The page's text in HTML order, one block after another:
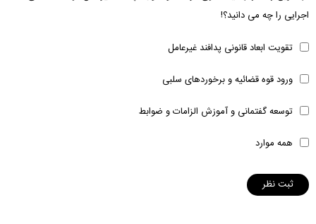
اجرایی را چه می دانید؟!
تقویت ابعاد قانونی پدافند غیرعامل
ورود قوه قضائیه و برخوردهای سلبی
توسعه گفتمانی و آموزش الزامات و ضوابط
همه موارد